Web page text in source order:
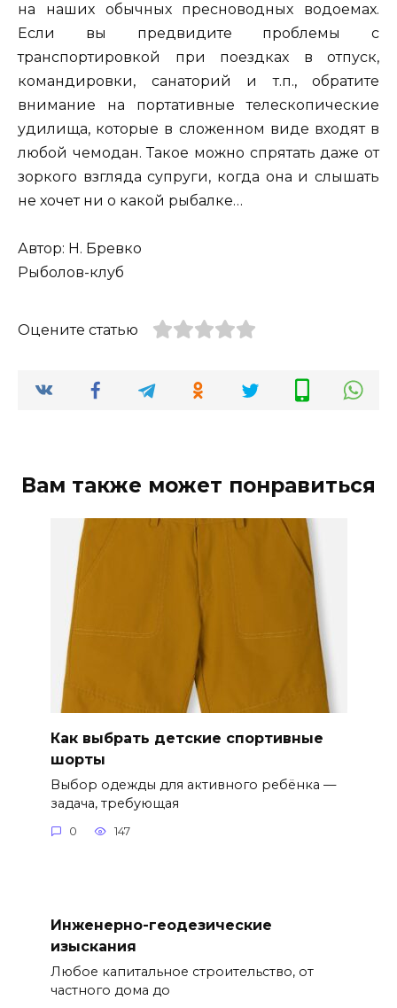
на наших обычных пресноводных водоемах.
Если вы предвидите проблемы с
транспортировкой при поездках в отпуск,
командировки, санаторий и т.п., обратите
внимание на портативные телескопические
удилища, которые в сложенном виде входят в
любой чемодан. Такое можно спрятать даже от
зоркого взгляда супруги, когда она и слышать
не хочет ни о какой рыбалке…
Автор: Н. Бревко
Рыболов-клуб
Оцените статью
Вам также может понравиться
Как выбрать детские спортивные
шорты
Выбор одежды для активного ребёнка —
задача, требующая
0 147
Инженерно-геодезические
изыскания
Любое капитальное строительство, от
частного дома до